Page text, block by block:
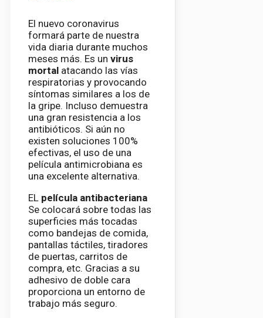
El nuevo coronavirus
formará parte de nuestra
vida diaria durante muchos
meses más. Es un virus
mortal atacando las vías
respiratorias y provocando
síntomas similares a los de
la gripe. Incluso demuestra
una gran resistencia a los
antibióticos. Si aún no
existen soluciones 100%
efectivas, el uso de una
película antimicrobiana es
una excelente alternativa.
EL película antibacteriana
Se colocará sobre todas las
superficies más tocadas
como bandejas de comida,
pantallas táctiles, tiradores
de puertas, carritos de
compra, etc. Gracias a su
adhesivo de doble cara
proporciona un entorno de
trabajo más seguro.